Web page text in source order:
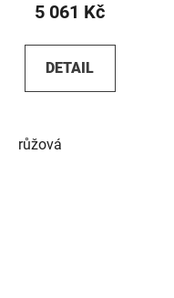
5 061 Kč
DETAIL
růžová